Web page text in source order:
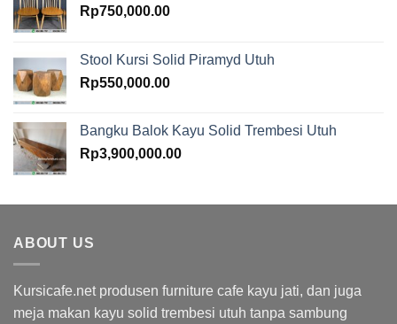
Rp750,000.00
Stool Kursi Solid Piramyd Utuh
Rp550,000.00
Bangku Balok Kayu Solid Trembesi Utuh
Rp3,900,000.00
ABOUT US
Kursicafe.net produsen furniture cafe kayu jati, dan juga
meja makan kayu solid trembesi utuh tanpa sambung